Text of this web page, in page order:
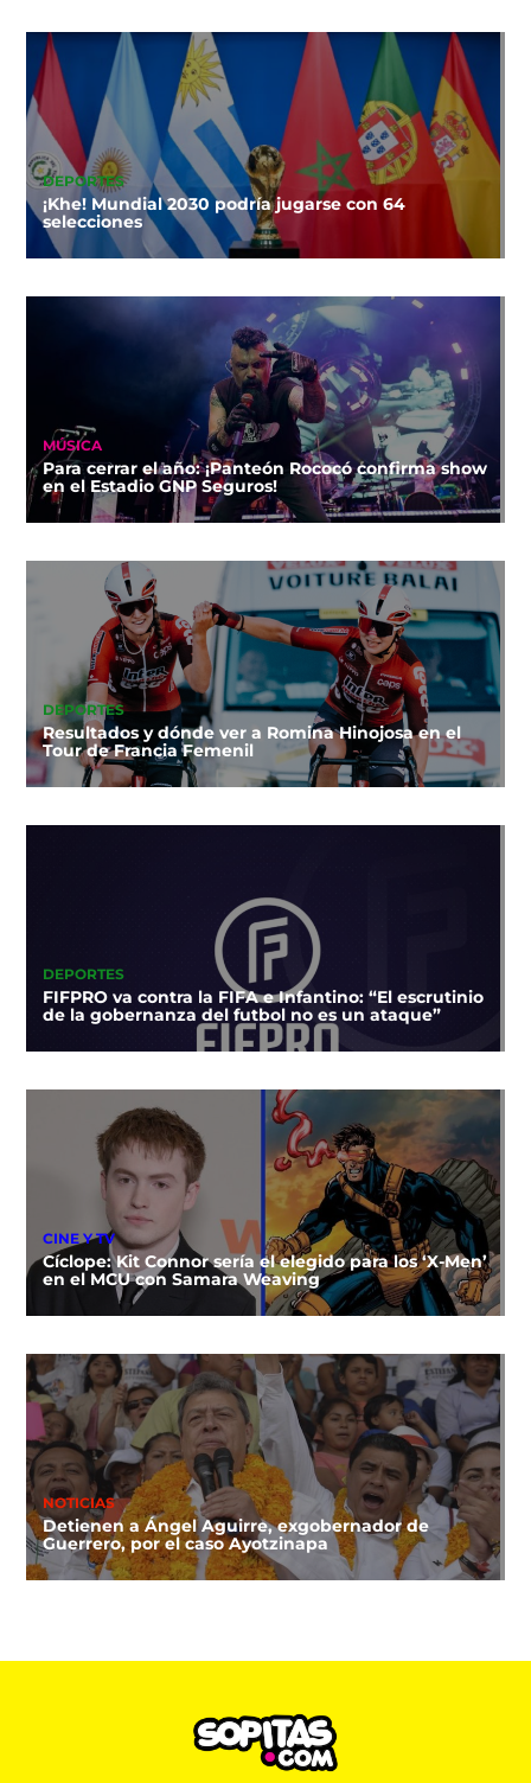
DEPORTES
¡Khe! Mundial 2030 podría jugarse con 64
selecciones
MÚSICA
Para cerrar el año: ¡Panteón Rococó confirma show
en el Estadio GNP Seguros!
DEPORTES
Resultados y dónde ver a Romina Hinojosa en el
Tour de Francia Femenil
DEPORTES
FIFPRO va contra la FIFA e Infantino: “El escrutinio
de la gobernanza del futbol no es un ataque”
CINE Y TV
Cíclope: Kit Connor sería el elegido para los ‘X-Men’
en el MCU con Samara Weaving
NOTICIAS
Detienen a Ángel Aguirre, exgobernador de
Guerrero, por el caso Ayotzinapa